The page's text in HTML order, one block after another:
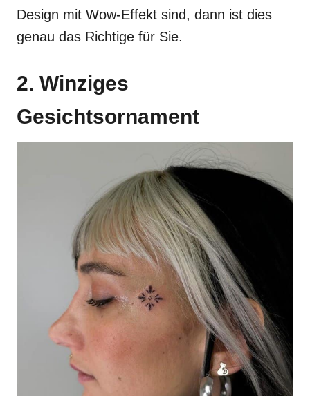
Design mit Wow-Effekt sind, dann ist dies
genau das Richtige für Sie.
2. Winziges
Gesichtsornament